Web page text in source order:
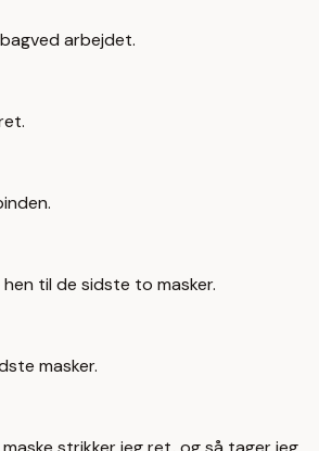
arbejdet.
til de sidste to masker.
masker.